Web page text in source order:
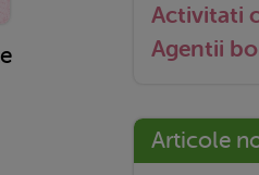
Activitati
Agentii
Articole